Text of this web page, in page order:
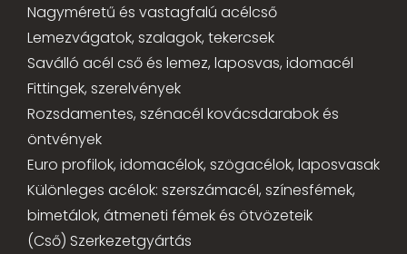
Nagyméretű és vastagfalú acélcső
Lemezvágatok, szalagok, tekercsek
Saválló acél cső és lemez, laposvas, idomacél
Fittingek, szerelvények
Rozsdamentes, szénacél kovácsdarabok és
öntvények
Euro profilok, idomacélok, szögacélok, laposvasak
Különleges acélok: szerszámacél, színesfémek,
bimetálok, átmeneti fémek és ötvözeteik
(Cső) Szerkezetgyártás